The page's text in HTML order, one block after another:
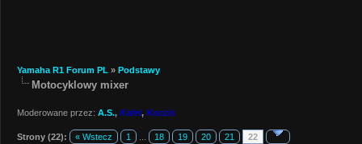
Yamaha R1 Forum PL » Podstawy
Motocyklowy mixer
Moderowane przez: A.S., Kafel, Koczis
Strony (22): « Wstecz 1 18 19 20 21 22